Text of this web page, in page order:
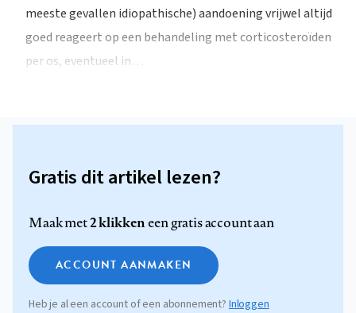
meeste gevallen idiopathische) aandoening vrijwel altijd
goed reageert op een behandeling met corticosteroïden
per os, eventueel in…
Gratis dit artikel lezen?
Maak met2 klikkeneen gratis account aan
ACCOUNT AANMAKEN
Heb je al een account of een abonnement? Inloggen